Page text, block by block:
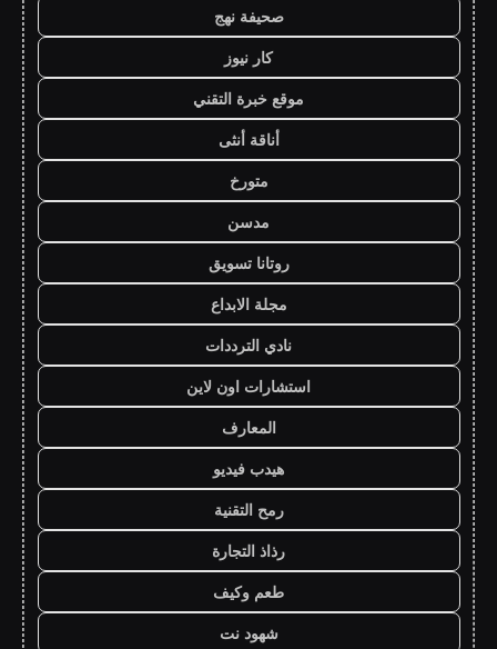
صحيفة نهج
كار نيوز
موقع خبرة التقني
أناقة أنثى
متورخ
مدسن
روتانا تسويق
مجلة الابداع
نادي الترددات
استشارات اون لاين
المعارف
هيدب فيديو
رمح التقنية
رذاذ التجارة
طعم وكيف
شهود نت